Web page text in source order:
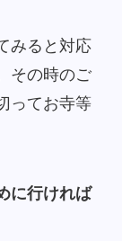
みると対応
その時のご
ってお寺等
に行ければ